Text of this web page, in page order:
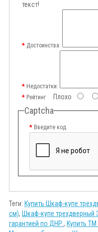
текст!
Достоинства:
Недостатки:
РейтингПлохо
Captcha
Введите код
Теги: Купить Шкаф-купе
cм), Шкаф-купе трехдверный
гарантией по ДНР. , Купить